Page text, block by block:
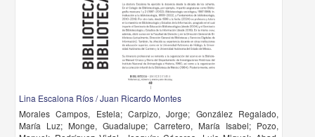
Lina Escalona Ríos / Juan Ricardo Montes
Morales Campos, Estela; Carpizo, Jorge; González Regalado,
María Luz; Monge, Guadalupe; Carretero, María Isabel; Pozo,